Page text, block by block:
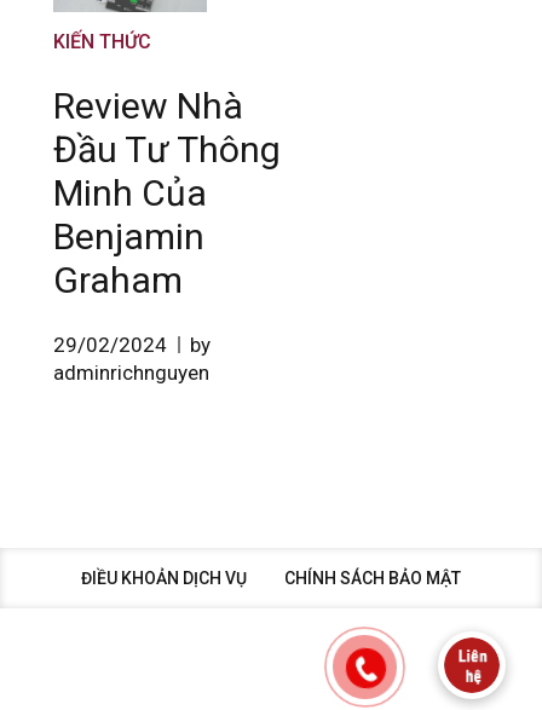
KIẾN THỨC
Review Nhà
Đầu Tư Thông
Minh Của
Benjamin
Graham
29/02/2024
by
adminrichnguyen
ĐIỀU KHOẢN DỊCH VỤ CHÍNH SÁCH BẢO MẬT